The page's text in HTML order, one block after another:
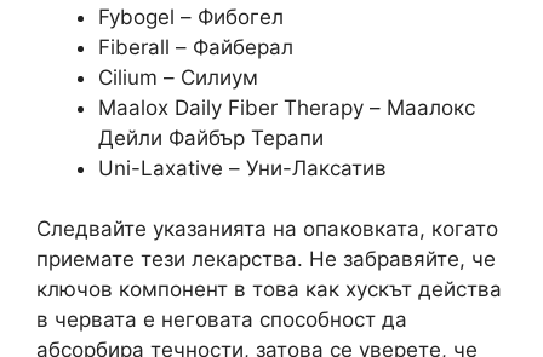
Fybogel – Фибогел
Fiberall – Файберал
Cilium – Силиум
Maalox Daily Fiber Therapy – Маалокс
Дейли Файбър Терапи
Uni-Laxative – Уни-Лаксатив
Следвайте указанията на опаковката, когато
приемате тези лекарства. Не забравяйте, че
ключов компонент в това как хускът действа
в червата е неговата способност да
абсорбира течности, затова се уверете, че